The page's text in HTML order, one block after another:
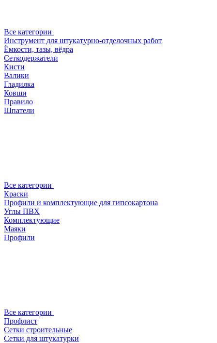
Все категории
Инструмент для штукатурно-отделочных работ
Ёмкости, тазы, вёдра
Сеткодержатели
Кисти
Валики
Гладилка
Ковши
Правило
Шпатели
Все категории
Краски
Профили и комплектующие для гипсокартона
Углы ПВХ
Комплектующие
Маяки
Профили
Все категории
Профлист
Сетки строительные
Сетки для штукатурки